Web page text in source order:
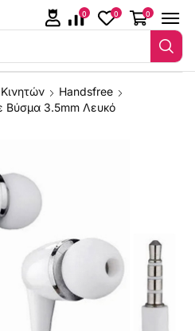
0 0 0
Handsfree
Βύσμα 3.5mm Λευκό